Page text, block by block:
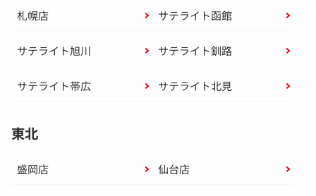
札幌店 サテライト函館
サテライト旭川 サテライト釧路
サテライト帯広 サテライト北見
東北
盛岡店 仙台店